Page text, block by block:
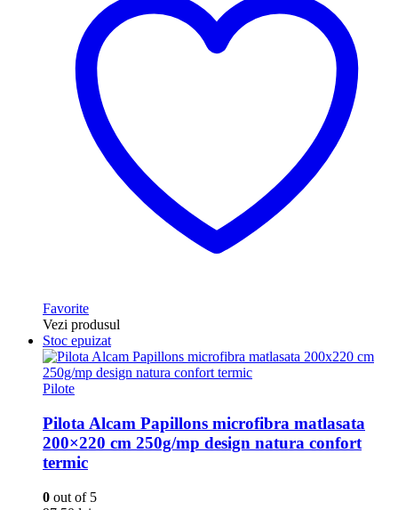
Favorite
Vezi produsul
Stoc epuizat
Pilote
Pilota Alcam Papillons microfibra matlasata
200×220 cm 250g/mp design natura confort
termic
0 out of 5